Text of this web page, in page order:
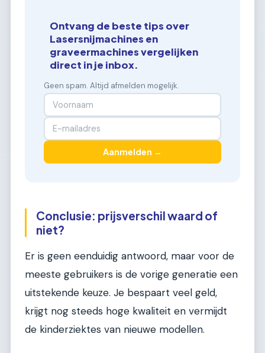
Ontvang de beste tips over
Lasersnijmachines en
graveermachines vergelijken
direct in je inbox.
Geen spam. Altijd afmelden mogelijk.
Aanmelden →
Conclusie: prijsverschil waard of
niet?
Er is geen eenduidig antwoord, maar voor de
meeste gebruikers is de vorige generatie een
uitstekende keuze. Je bespaart veel geld,
krijgt nog steeds hoge kwaliteit en vermijdt
de kinderziektes van nieuwe modellen.